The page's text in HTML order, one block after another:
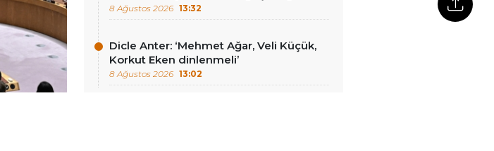
8 Ağustos 2026 13:32
Dicle Anter: ‘Mehmet Ağar, Veli Küçük,
Korkut Eken dinlenmeli’
8 Ağustos 2026 13:02